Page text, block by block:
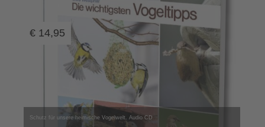
Schutz für unsere heimische Vogelwelt. Audio CD
€ 14,95